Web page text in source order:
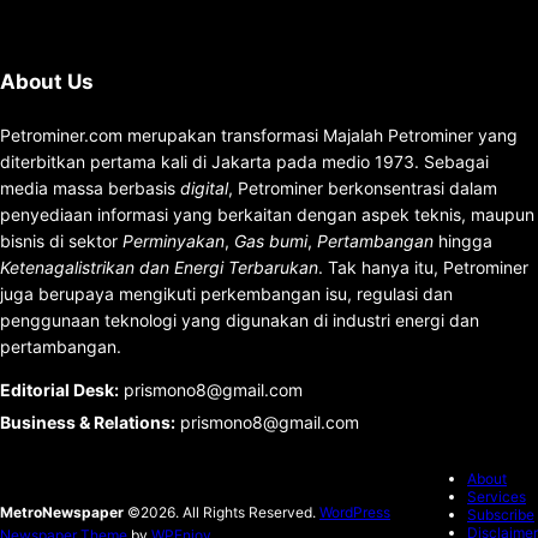
About Us
Petrominer.com merupakan transformasi Majalah Petrominer yang
diterbitkan pertama kali di Jakarta pada medio 1973. Sebagai
media massa berbasis digital, Petrominer berkonsentrasi dalam
penyediaan informasi yang berkaitan dengan aspek teknis, maupun
bisnis di sektor Perminyakan, Gas bumi, Pertambangan hingga
Ketenagalistrikan dan Energi Terbarukan. Tak hanya itu, Petrominer
juga berupaya mengikuti perkembangan isu, regulasi dan
penggunaan teknologi yang digunakan di industri energi dan
pertambangan.
Editorial Desk: prismono8@gmail.com
Business & Relations: prismono8@gmail.com
MetroNewspaper ©2026. All Rights Reserved. WordPress
About
Services
Subscribe
Disclaimer